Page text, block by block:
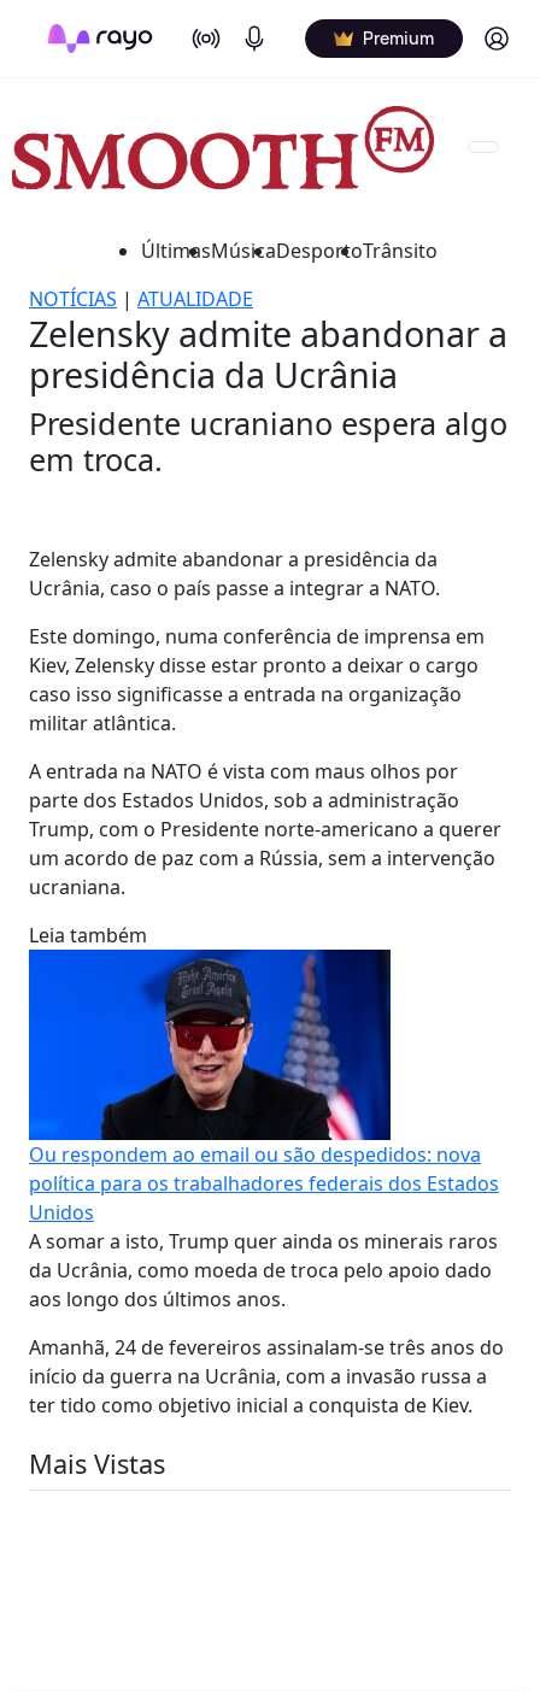
On Air Podcasts Premium Log in
ÚltimasMúsicaDesportoTrânsito
NOTÍCIAS | ATUALIDADE
Zelensky admite abandonar a
presidência da Ucrânia
Presidente ucraniano espera algo
em troca.
Zelensky admite abandonar a presidência da
Ucrânia, caso o país passe a integrar a NATO.
Este domingo, numa conferência de imprensa em
Kiev, Zelensky disse estar pronto a deixar o cargo
caso isso significasse a entrada na organização
militar atlântica.
A entrada na NATO é vista com maus olhos por
parte dos Estados Unidos, sob a administração
Trump, com o Presidente norte-americano a querer
um acordo de paz com a Rússia, sem a intervenção
ucraniana.
Leia também
Ou respondem ao email ou são despedidos: nova
política para os trabalhadores federais dos Estados
Unidos
A somar a isto, Trump quer ainda os minerais raros
da Ucrânia, como moeda de troca pelo apoio dado
aos longo dos últimos anos.
Amanhã, 24 de fevereiros assinalam-se três anos do
início da guerra na Ucrânia, com a invasão russa a
ter tido como objetivo inicial a conquista de Kiev.
Mais Vistas